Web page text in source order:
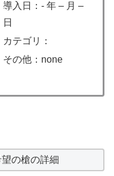
導入日：- 年 – 月 –
日
カテゴリ：
その他：none
の槍の詳細